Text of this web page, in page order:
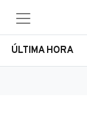
ÚLTIMA HORA